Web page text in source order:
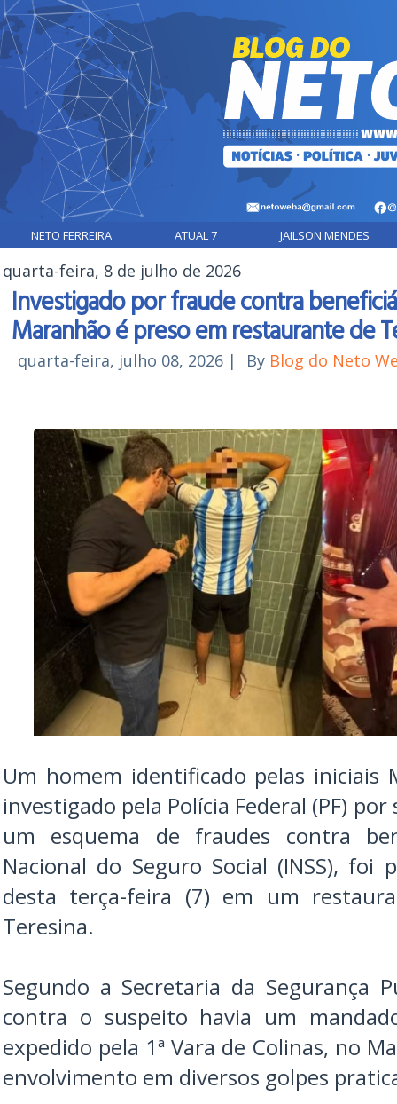
NETO FERREIRA ATUAL 7 JAILSON MENDES
quarta-feira, 8 de julho de 2026
Investigado por fraude contra
Maranhão é preso em restaurante de
quarta-feira, julho 08, 2026 | By Blog do Neto
Um homem identificado pelas iniciais
investigado pela Polícia Federal (PF)
um esquema de fraudes contra
Nacional do Seguro Social (INSS),
desta terça-feira (7) em um
Teresina.
Segundo a Secretaria da Segurança
contra o suspeito havia um
expedido pela 1ª Vara de Colinas, no
envolvimento em diversos golpes